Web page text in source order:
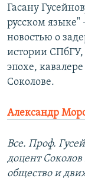
Гасану
русском языке"
новостью о
истории СПбГУ,
эпохе,
Соколове.
Александр
Все. Проф.
доцент
общество и